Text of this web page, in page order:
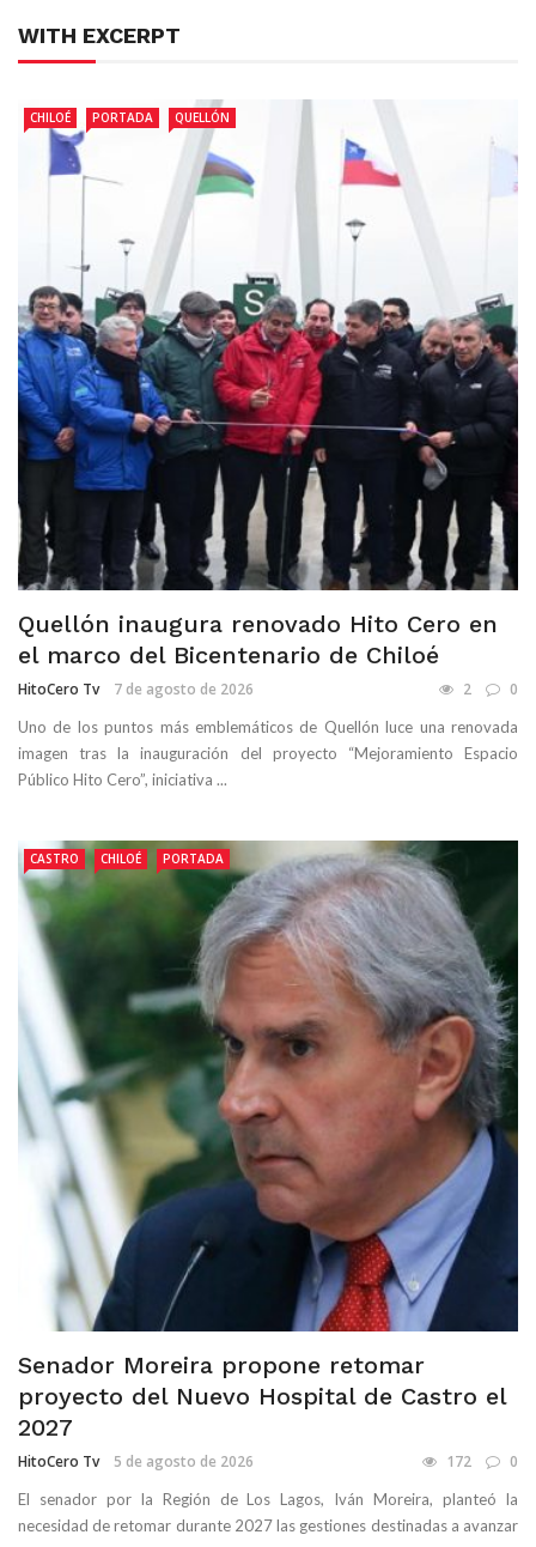
WITH EXCERPT
CHILOÉ PORTADA QUELLÓN
Quellón inaugura renovado Hito Cero en
el marco del Bicentenario de Chiloé
HitoCero Tv 7 de agosto de 2026 2 0
Uno de los puntos más emblemáticos de Quellón luce una renovada
imagen tras la inauguración del proyecto “Mejoramiento Espacio
Público Hito Cero”, iniciativa ...
CASTRO CHILOÉ PORTADA
Senador Moreira propone retomar
proyecto del Nuevo Hospital de Castro el
2027
HitoCero Tv 5 de agosto de 2026 172 0
El senador por la Región de Los Lagos, Iván Moreira, planteó la
necesidad de retomar durante 2027 las gestiones destinadas a avanzar